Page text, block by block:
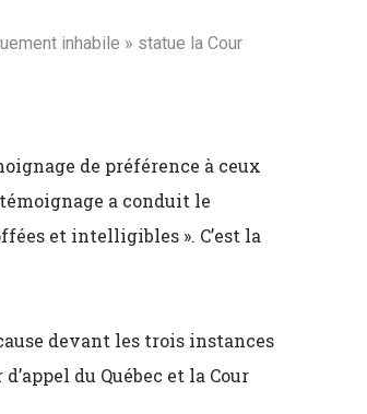
inhabile » statue la Cour
de préférence à ceux
témoignage a conduit le
et intelligibles ». C’est la
devant les trois instances
du Québec et la Cour